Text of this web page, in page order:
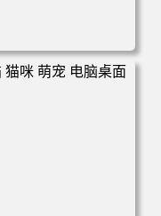
4K 电脑壁纸 3840x2
全